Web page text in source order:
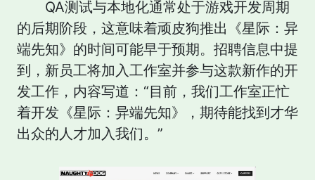
QA测试与本地化通常处于游戏开发周期
的后期阶段，这意味着顽皮狗推出《星际：异
端先知》的时间可能早于预期。招聘信息中提
到，新员工将加入工作室并参与这款新作的开
发工作，内容写道：“目前，我们工作室正忙
着开发《星际：异端先知》，期待能找到才华
出众的人才加入我们。”